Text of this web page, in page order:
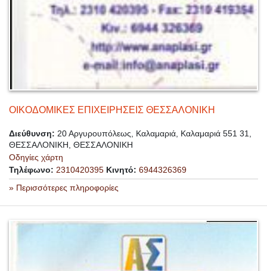
ΟΙΚΟΔΟΜΙΚΕΣ ΕΠΙΧΕΙΡΗΣΕΙΣ ΘΕΣΣΑΛΟΝΙΚΗ
Διεύθυνση: 20 Αργυρουπόλεως, Καλαμαριά, Καλαμαριά 551 31,
ΘΕΣΣΑΛΟΝΙΚΗ, ΘΕΣΣΑΛΟΝΙΚΗ
Οδηγίες χάρτη
Τηλέφωνο: 2310420395 Κινητό: 6944326369
» Περισσότερες πληροφορίες